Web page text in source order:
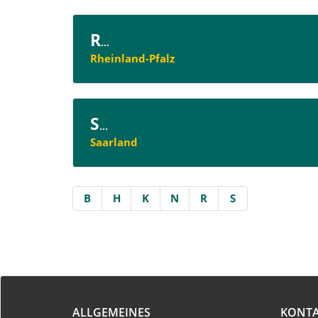
R...
Rheinland-Pfalz
S...
Saarland
B H K N R S
ALLGEMEINES